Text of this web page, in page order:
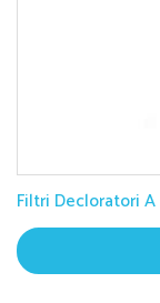
Filtri Decloratori